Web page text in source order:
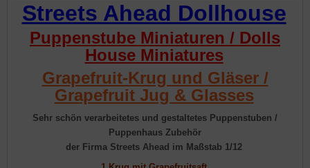
Streets Ahead Dollhouse
Puppenstube Miniaturen / Dolls
House Miniatures
Grapefruit-Krug und Gläser /
Grapefruit Jug & Glasses
Sehr schön verarbeitetes und gestaltetes Puppenstuben /
Puppenhaus Zubehör
der Firma Streets Ahead im Maßstab 1/12